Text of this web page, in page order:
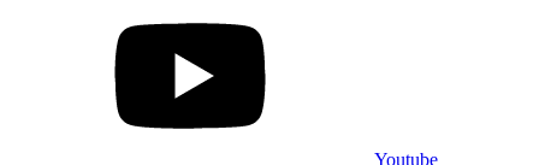
Youtube